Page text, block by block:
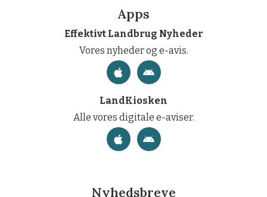
Apps
Effektivt Landbrug Nyheder
Vores nyheder og e-avis.
LandKiosken
Alle vores digitale e-aviser.
Nyhedsbreve